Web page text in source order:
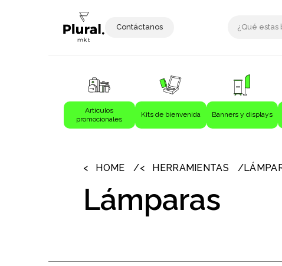
Contáctanos
Artículos
promocionales
Kits de bienvenida Banners y displays
Bolígrafos
HOME HERRAMIENTAS
Lámparas